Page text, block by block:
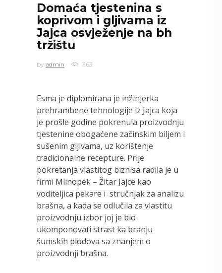
Domaća tjestenina s
koprivom i gljivama iz
Jajca osvježenje na bh
tržištu
by admin 363
Esma je diplomirana je inžinjerka
prehrambene tehnologije iz Jajca koja
je prošle godine pokrenula proizvodnju
tjestenine obogaćene začinskim biljem i
sušenim gljivama, uz korištenje
tradicionalne recepture. Prije
pokretanja vlastitog biznisa radila je u
firmi Mlinopek – Žitar Jajce kao
voditeljica pekare i stručnjak za analizu
brašna, a kada se odlučila za vlastitu
proizvodnju izbor joj je bio
ukomponovati strast ka branju
šumskih plodova sa znanjem o
proizvodnji brašna.